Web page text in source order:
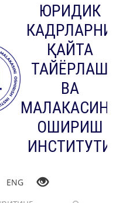
ЮРИДИК
КАДРЛАРНИ
ҚАЙТА
ТАЙЁРЛАШ
ВА
ОШИРИШ
ИНСТИТУТИ
ENG